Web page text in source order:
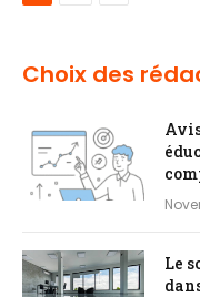
Choix des
Le